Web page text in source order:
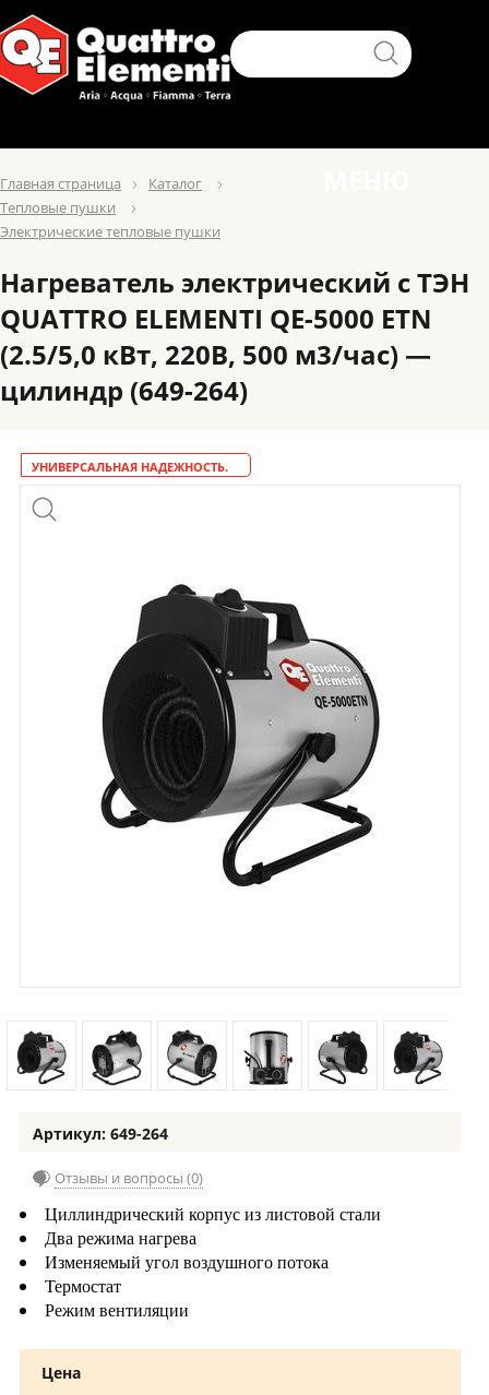
Главная страница
Каталог
Тепловые пушки
Электрические тепловые пушки
Нагреватель электрический с ТЭН
QUATTRO ELEMENTI QE-5000 ETN
(2.5/5,0 кВт, 220В, 500 м3/час) —
цилиндр (649-264)
УНИВЕРСАЛЬНАЯ НАДЕЖНОСТЬ.
Артикул: 649-264
Отзывы и вопросы (0)
Циллиндрический корпус из листовой стали
Два режима нагрева
Изменяемый угол воздушного потока
Термостат
Режим вентиляции
Цена